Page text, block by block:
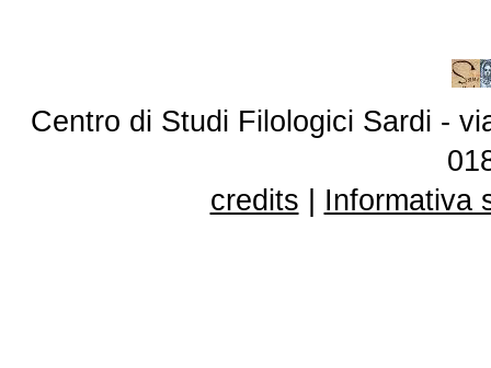
Centro di Studi Filologici Sardi -
credits
Informativa